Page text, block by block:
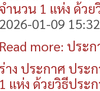
ำนวน 1 แห่ง ด้ว
2026-01-09
Read more: ประ
ร่าง ประกาศ ประ
1 แห่ง ด้วยวิธีประ